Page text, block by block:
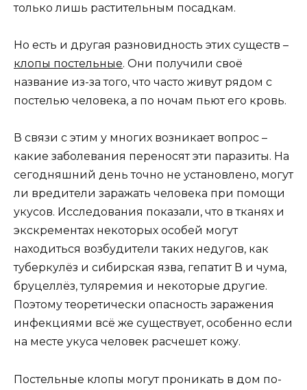
только лишь растительным посадкам.
Но есть и другая разновидность этих существ –
клопы постельные. Они получили своё
название из-за того, что часто живут рядом с
постелью человека, а по ночам пьют его кровь.
В связи с этим у многих возникает вопрос –
какие заболевания переносят эти паразиты. На
сегодняшний день точно не установлено, могут
ли вредители заражать человека при помощи
укусов. Исследования показали, что в тканях и
экскрементах некоторых особей могут
находиться возбудители таких недугов, как
туберкулёз и сибирская язва, гепатит В и чума,
бруцеллёз, туляремия и некоторые другие.
Поэтому теоретически опасность заражения
инфекциями всё же существует, особенно если
на месте укуса человек расчешет кожу.
Постельные клопы могут проникать в дом по-